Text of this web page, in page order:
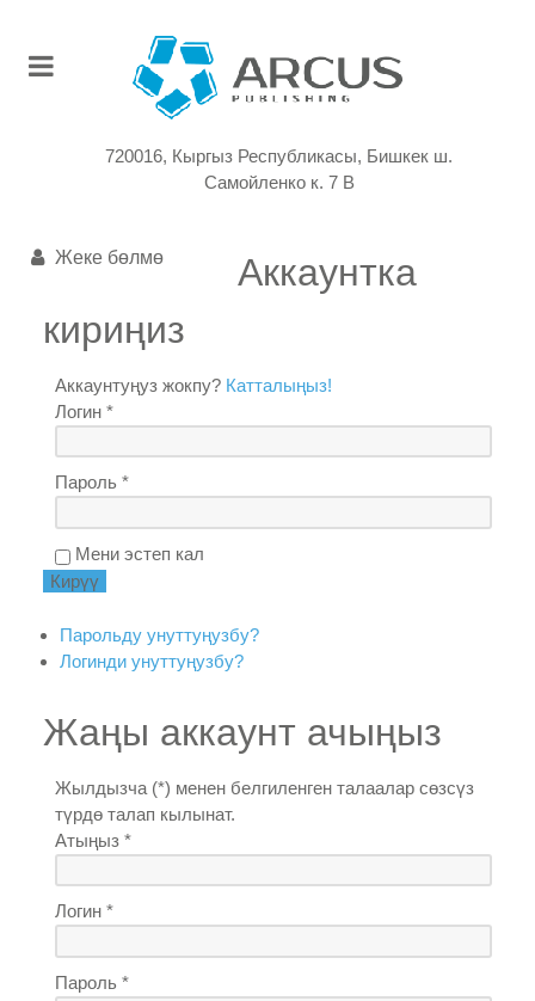
720016, Кыргыз Республикасы, Бишкек ш.
Самойленко к. 7 В
Жеке бөлмө
Аккаунтка
кириңиз
Аккаунтуңуз жокпу? Катталыңыз!
Логин *
Пароль *
Мени эстеп кал
Парольду унуттуңузбу?
Логинди унуттуңузбу?
Жаңы аккаунт ачыңыз
Жылдызча (*) менен белгиленген талаалар сөзсүз
түрдө талап кылынат.
Атыңыз *
Логин *
Пароль *